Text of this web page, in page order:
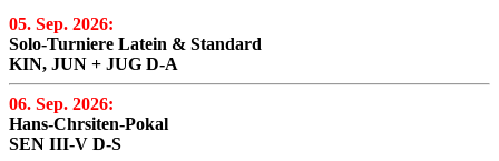
05. Sep. 2026:
Solo-Turniere Latein & Standard
KIN, JUN + JUG D-A
06. Sep. 2026:
Hans-Chrsiten-Pokal
SEN III-V D-S